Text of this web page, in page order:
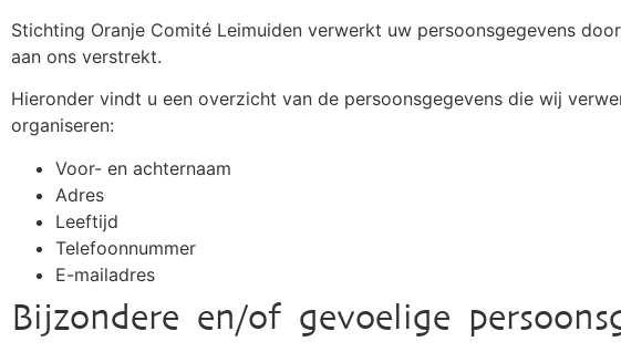
Stichting Oranje Comité Leimuiden verwerkt uw persoonsgegevens
aan ons verstrekt.
Hieronder vindt u een overzicht van de persoonsgegevens die wij
organiseren:
Voor- en achternaam
Adres
Leeftijd
Telefoonnummer
E-mailadres
Bijzondere en/of gevoelige